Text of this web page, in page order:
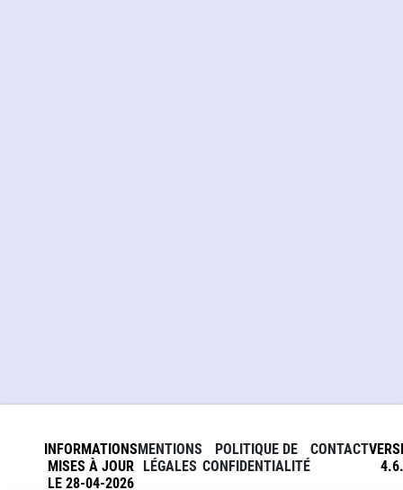
INFORMATIONS
MISES À JOUR
LE 28-04-2026
MENTIONS
LÉGALES
POLITIQUE DE
CONFIDENTIALITÉ
CONTACT